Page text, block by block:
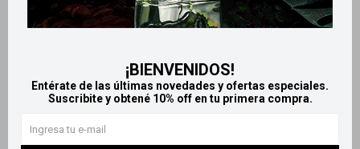
¡BIENVENIDOS!
Entérate de las últimas novedades y ofertas especiales.
Suscribite y obtené 10% off en tu primera compra.
LlegaMAÑANA